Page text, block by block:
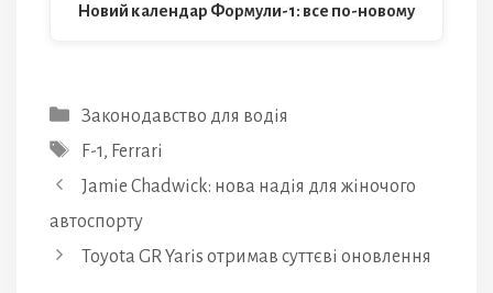
Новий календар Формули-1: все по-новому
Категорії
Законодавство для водія
Позначки
F-1, Ferrari
Jamie Chadwick: нова надія для жіночого
автоспорту
Toyota GR Yaris отримав суттєві оновлення